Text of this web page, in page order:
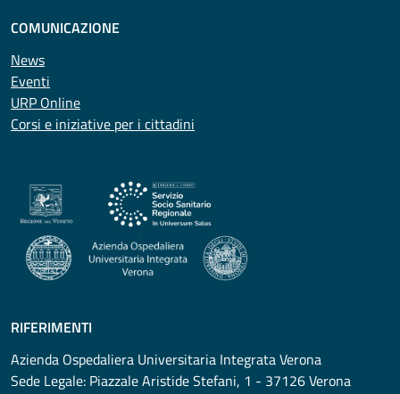
COMUNICAZIONE
News
Eventi
URP Online
Corsi e iniziative per i cittadini
RIFERIMENTI
Azienda Ospedaliera Universitaria Integrata Verona
Sede Legale: Piazzale Aristide Stefani, 1 - 37126 Verona